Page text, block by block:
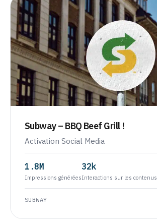
Subway – BBQ Beef Grill !
Activation Social Media
1.8M
Impressions générées
32k
Interactions sur les contenus
SUBWAY